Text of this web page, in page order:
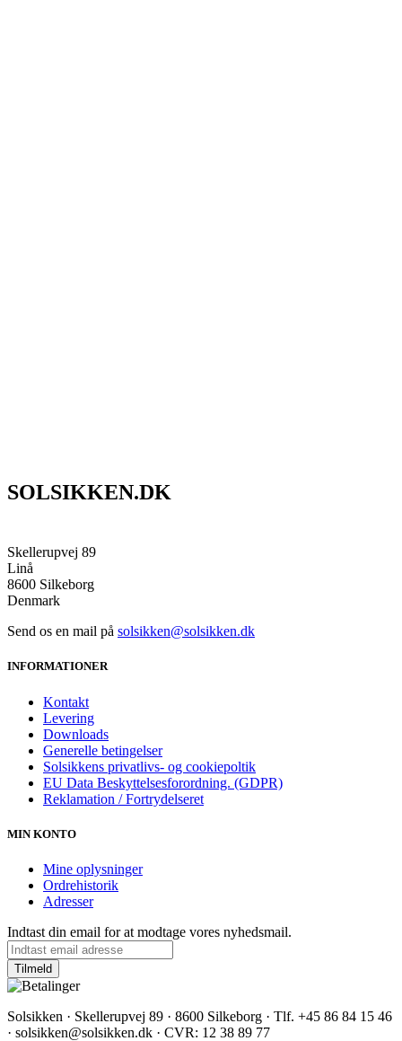
SOLSIKKEN.DK
Skellerupvej 89
Linå
8600 Silkeborg
Denmark
Send os en mail på solsikken@solsikken.dk
INFORMATIONER
Kontakt
Levering
Downloads
Generelle betingelser
Solsikkens privatlivs- og cookiepoltik
EU Data Beskyttelsesforordning. (GDPR)
Reklamation / Fortrydelseret
MIN KONTO
Mine oplysninger
Ordrehistorik
Adresser
Indtast din email for at modtage vores nyhedsmail.
Solsikken · Skellerupvej 89 · 8600 Silkeborg · Tlf. +45 86 84 15 46
· solsikken@solsikken.dk · CVR: 12 38 89 77